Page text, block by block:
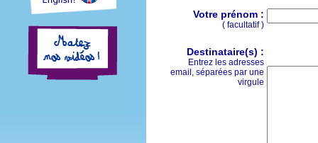
Votre prénom :
( facultatif )
Destinataire(s) :
Entrez les adresses
email, séparées par une
virgule